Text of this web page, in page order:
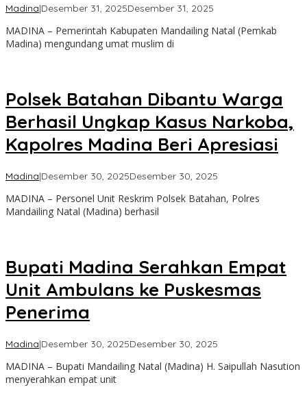
Madina|Desember 31, 2025Desember 31, 2025
MADINA – Pemerintah Kabupaten Mandailing Natal (Pemkab
Madina) mengundang umat muslim di
Polsek Batahan Dibantu Warga
Berhasil Ungkap Kasus Narkoba,
Kapolres Madina Beri Apresiasi
Madina|Desember 30, 2025Desember 30, 2025
MADINA – Personel Unit Reskrim Polsek Batahan, Polres
Mandailing Natal (Madina) berhasil
Bupati Madina Serahkan Empat
Unit Ambulans ke Puskesmas
Penerima
Madina|Desember 30, 2025Desember 30, 2025
MADINA – Bupati Mandailing Natal (Madina) H. Saipullah Nasution
menyerahkan empat unit